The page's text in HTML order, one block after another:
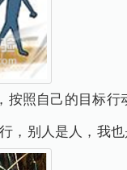
照自己的目标
别人是人，我也